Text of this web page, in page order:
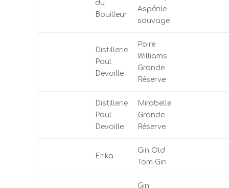
du
Bouilleur
Aspérile
sauvage
Distillerie
Paul
Devoille
Poire
Williams
Grande
Réserve
Distillerie
Paul
Devoille
Mirabelle
Grande
Réserve
Erika
Gin Old
Tom Gin
Gin